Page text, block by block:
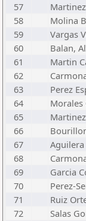
57
58
Molina
59
Vargas
60
Balan,
61
Martin
62
63
Perez
64
Morales
65
66
67
Aguilera
68
69
Garcia
70
Perez-
71
Ruiz
72
Salas